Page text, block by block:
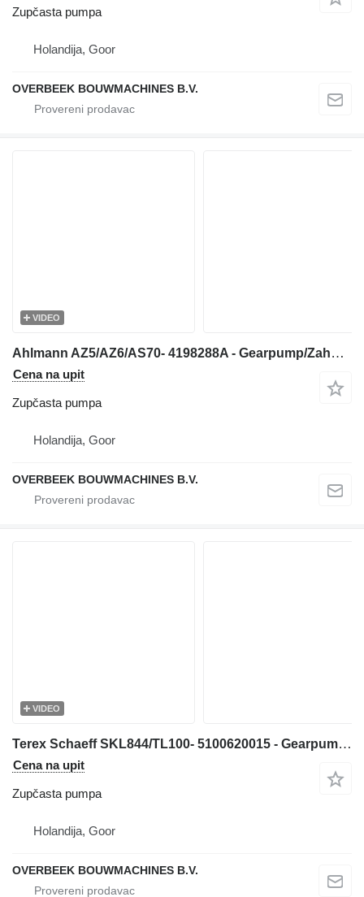
Zupčasta pumpa
Holandija, Goor
OVERBEEK BOUWMACHINES B.V.
VIDEO
Ahlmann AZ5/AZ6/AS70- 4198288A - Gearpump/Zahnradpumpe zupčasta pumpa za prednjeg utovarivača
Cena na upit
Zupčasta pumpa
Holandija, Goor
OVERBEEK BOUWMACHINES B.V.
VIDEO
Terex Schaeff SKL844/TL100- 5100620015 - Gearpump/Zahnradpumpe zupčasta pumpa za prednjeg utovarivača
Cena na upit
Zupčasta pumpa
Holandija, Goor
OVERBEEK BOUWMACHINES B.V.